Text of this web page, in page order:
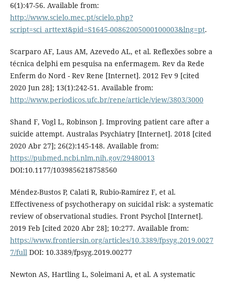
6(1):47-56. Available from:
http://www.scielo.mec.pt/scielo.php?
script=sci_arttext&pid=S1645-00862005000100003&lng=pt.
Scarparo AF, Laus AM, Azevedo AL, et al. Reflexões sobre a
técnica delphi em pesquisa na enfermagem. Rev da Rede
Enferm do Nord - Rev Rene [Internet]. 2012 Fev 9 [cited
2020 Jun 28]; 13(1):242-51. Available from:
http://www.periodicos.ufc.br/rene/article/view/3803/3000
Shand F, Vogl L, Robinson J. Improving patient care after a
suicide attempt. Australas Psychiatry [Internet]. 2018 [cited
2020 Abr 27]; 26(2):145-148. Available from:
https://pubmed.ncbi.nlm.nih.gov/29480013
DOI:10.1177/1039856218758560
Méndez-Bustos P, Calati R, Rubio-Ramírez F, et al.
Effectiveness of psychotherapy on suicidal risk: a systematic
review of observational studies. Front Psychol [Internet].
2019 Feb [cited 2020 Abr 28]; 10:277. Available from:
https://www.frontiersin.org/articles/10.3389/fpsyg.2019.0027
7/fullDOI: 10.3389/fpsyg.2019.00277
Newton AS, Hartling L, Soleimani A, et al. A systematic